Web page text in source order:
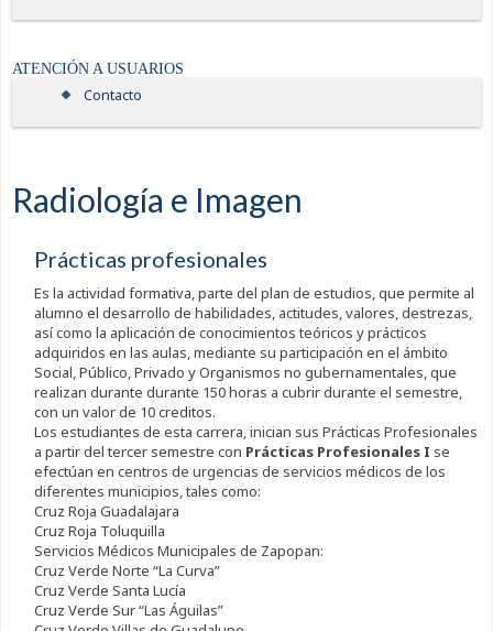
ATENCIÓN A USUARIOS
Contacto
Radiología e Imagen
Prácticas profesionales
Es la actividad formativa, parte del plan de estudios, que permite al
alumno el desarrollo de habilidades, actitudes, valores, destrezas,
así como la aplicación de conocimientos teóricos y prácticos
adquiridos en las aulas, mediante su participación en el ámbito
Social, Público, Privado y Organismos no gubernamentales, que
realizan durante durante 150 horas a cubrir durante el semestre,
con un valor de 10 creditos.
Los estudiantes de esta carrera, inician sus Prácticas Profesionales
a partir del tercer semestre con Prácticas Profesionales I se
efectúan en centros de urgencias de servicios médicos de los
diferentes municipios, tales como:
Cruz Roja Guadalajara
Cruz Roja Toluquilla
Servicios Médicos Municipales de Zapopan:
Cruz Verde Norte “La Curva”
Cruz Verde Santa Lucía
Cruz Verde Sur “Las Águilas”